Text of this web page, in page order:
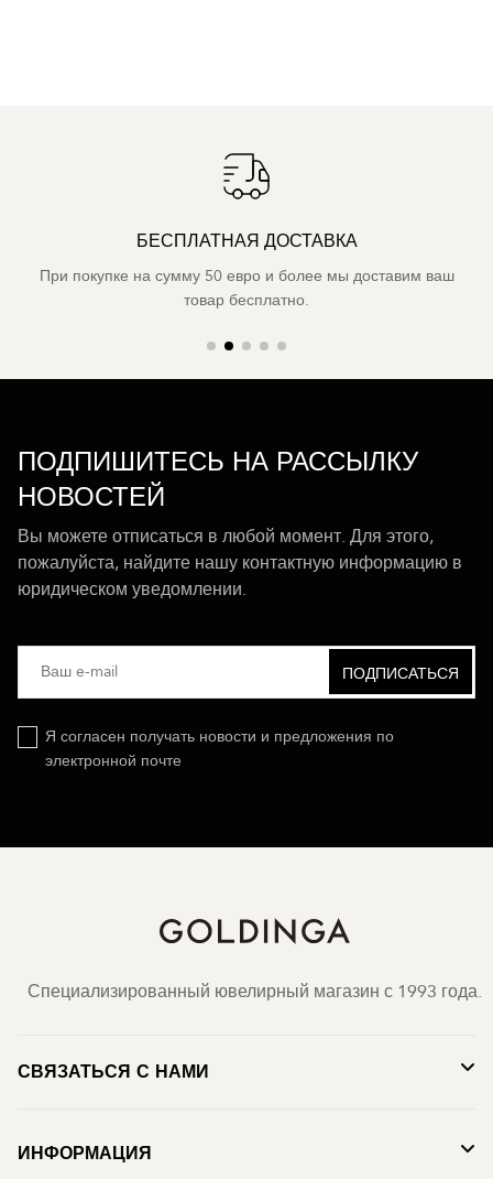
БЕСПЛАТНАЯ ДОСТАВКА
При покупке на сумму 50 евро и более мы доставим ваш
товар бесплатно.
ПОДПИШИТЕСЬ НА РАССЫЛКУ
НОВОСТЕЙ
Вы можете отписаться в любой момент. Для этого,
пожалуйста, найдите нашу контактную информацию в
юридическом уведомлении.
Я согласен получать новости и предложения по
электронной почте
Специализированный ювелирный магазин с 1993 года.
СВЯЗАТЬСЯ С НАМИ
ИНФОРМАЦИЯ